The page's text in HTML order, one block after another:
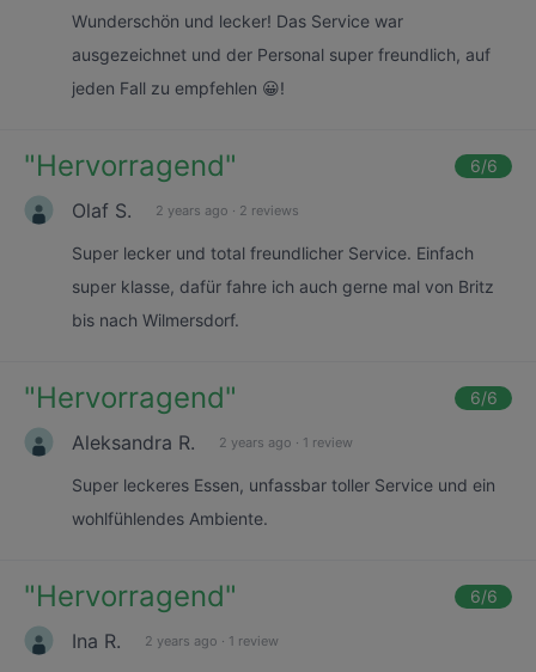
Wunderschön und lecker! Das Service war
ausgezeichnet und der Personal super freundlich, auf
jeden Fall zu empfehlen 😀!
"Hervorragend" 6/6
Olaf S. 2 years ago · 2 reviews
Super lecker und total freundlicher Service. Einfach
super klasse, dafür fahre ich auch gerne mal von Britz
bis nach Wilmersdorf.
"Hervorragend" 6/6
Aleksandra R. 2 years ago · 1 review
Super leckeres Essen, unfassbar toller Service und ein
wohlfühlendes Ambiente.
"Hervorragend" 6/6
Ina R. 2 years ago · 1 review